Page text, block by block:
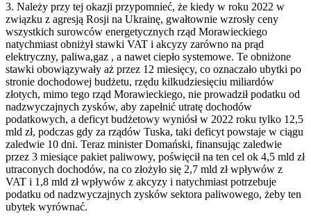
3. Należy przy tej okazji przypomnieć, że kiedy w roku 2022 w
związku z agresją Rosji na Ukrainę, gwałtownie wzrosły ceny
wszystkich surowców energetycznych rząd Morawieckiego
natychmiast obniżył stawki VAT i akcyzy zarówno na prąd
elektryczny, paliwa,gaz , a nawet ciepło systemowe. Te obniżone
stawki obowiązywały aż przez 12 miesięcy, co oznaczało ubytki po
stronie dochodowej budżetu, rzędu kilkudziesięciu miliardów
złotych, mimo tego rząd Morawieckiego, nie prowadził podatku od
nadzwyczajnych zysków, aby zapełnić utratę dochodów
podatkowych, a deficyt budżetowy wyniósł w 2022 roku tylko 12,5
mld zł, podczas gdy za rządów Tuska, taki deficyt powstaje w ciągu
zaledwie 10 dni. Teraz minister Domański, finansując zaledwie
przez 3 miesiące pakiet paliwowy, poświęcił na ten cel ok 4,5 mld zł
utraconych dochodów, na co złożyło się 2,7 mld zł wpływów z
VAT i 1,8 mld zł wpływów z akcyzy i natychmiast potrzebuje
podatku od nadzwyczajnych zysków sektora paliwowego, żeby ten
ubytek wyrównać.